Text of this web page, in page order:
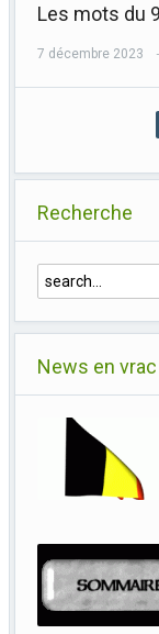
Les mots du
7 décembre 2023
Recherche
News en vrac